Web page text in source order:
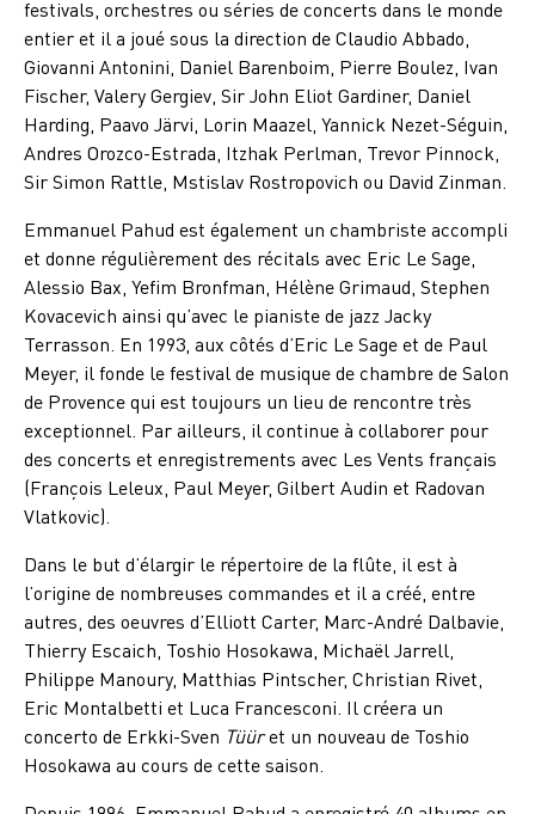
festivals, orchestres ou séries de concerts dans le monde
entier et il a joué sous la direction de Claudio Abbado,
Giovanni Antonini, Daniel Barenboim, Pierre Boulez, Ivan
Fischer, Valery Gergiev, Sir John Eliot Gardiner, Daniel
Harding, Paavo Järvi, Lorin Maazel, Yannick Nezet-Séguin,
Andres Orozco-Estrada, Itzhak Perlman, Trevor Pinnock,
Sir Simon Rattle, Mstislav Rostropovich ou David Zinman.
Emmanuel Pahud est également un chambriste accompli
et donne régulièrement des récitals avec Eric Le Sage,
Alessio Bax, Yefim Bronfman, Hélène Grimaud, Stephen
Kovacevich ainsi qu’avec le pianiste de jazz Jacky
Terrasson. En 1993, aux côtés d’Eric Le Sage et de Paul
Meyer, il fonde le festival de musique de chambre de Salon
de Provence qui est toujours un lieu de rencontre très
exceptionnel. Par ailleurs, il continue à collaborer pour
des concerts et enregistrements avec Les Vents français
(François Leleux, Paul Meyer, Gilbert Audin et Radovan
Vlatkovic).
Dans le but d’élargir le répertoire de la flûte, il est à
l’origine de nombreuses commandes et il a créé, entre
autres, des oeuvres d’Elliott Carter, Marc-André Dalbavie,
Thierry Escaich, Toshio Hosokawa, Michaël Jarrell,
Philippe Manoury, Matthias Pintscher, Christian Rivet,
Eric Montalbetti et Luca Francesconi. Il créera un
concerto de Erkki-Sven Tüüret un nouveau de Toshio
Hosokawa au cours de cette saison.